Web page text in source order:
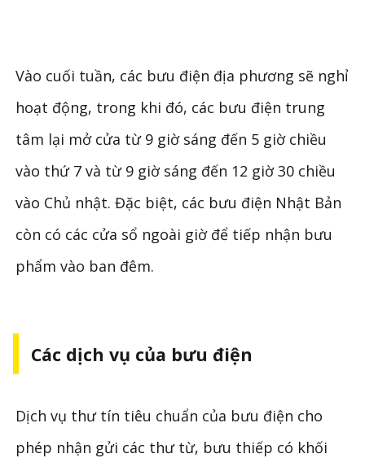
Vào cuối tuần, các bưu điện địa phương sẽ nghỉ
hoạt động, trong khi đó, các bưu điện trung
tâm lại mở cửa từ 9 giờ sáng đến 5 giờ chiều
vào thứ 7 và từ 9 giờ sáng đến 12 giờ 30 chiều
vào Chủ nhật. Đặc biệt, các bưu điện Nhật Bản
còn có các cửa sổ ngoài giờ để tiếp nhận bưu
phẩm vào ban đêm.
Các dịch vụ của bưu điện
Dịch vụ thư tín tiêu chuẩn của bưu điện cho
phép nhận gửi các thư từ, bưu thiếp có khối